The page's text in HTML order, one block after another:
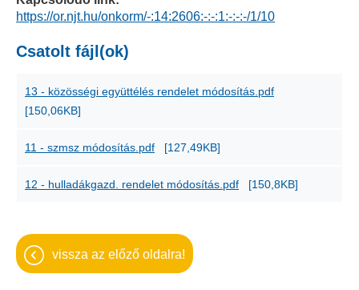
https://or.njt.hu/onkorm/-:14:2606:-:-:1:-:-:-/1/10
Csatolt fájl(ok)
13 - közösségi együttélés rendelet módosítás.pdf
[150,06KB]
11 - szmsz módosítás.pdf [127,49KB]
12 - hulladákgazd. rendelet módosítás.pdf [150,8KB]
vissza az előző oldalra!